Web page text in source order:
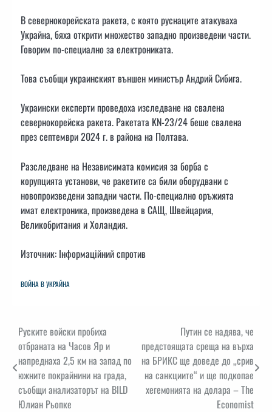
В севернокорейската ракета, с която руснаците атакуваха
Украйна, бяха открити множество западно произведени части.
Говорим по-специално за електрониката.
Това съобщи украинският външен министър Андрий Сибига.
Украински експерти проведоха изследване на свалена
севернокорейска ракета. Ракетата KN-23/24 беше свалена
през септември 2024 г. в района на Полтава.
Разследване на Независимата комисия за борба с
корупцията установи, че ракетите са били оборудвани с
новопроизведени западни части. По-специално оръжията
имат електроника, произведена в САЩ, Швейцария,
Великобритания и Холандия.
Източник: Інформаційний спротив
ВОЙНА В УКРАЙНА
Навигация
Руските войски пробиха
отбраната на Часов Яр и
напреднаха 2,5 км на запад по
южните покрайнини на града,
съобщи анализаторът на BILD
Юлиан Рьопке
Путин се надява, че
предстоящата среща на върха
на БРИКС ще доведе до „срив
на санкциите“ и ще подкопае
хегемонията на долара – The
Economist